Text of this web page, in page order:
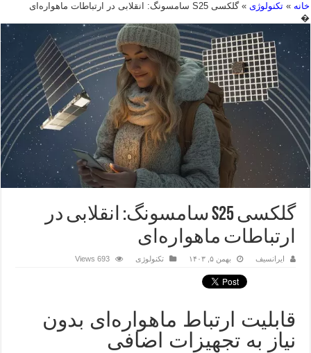
خانه »تکنولوژی »گلکسی S25 سامسونگ: انقلابی در ارتباطات ماهواره‌ای
�
گلکسی S25 سامسونگ: انقلابی در
ارتباطات ماهواره‌ای
ایرانسیف بهمن ۵, ۱۴۰۳ تکنولوژی 693 Views
قابلیت ارتباط ماهواره‌ای بدون
نیاز به تجهیزات اضافی